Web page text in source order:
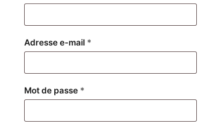
Adresse e-mail *
Mot de passe *